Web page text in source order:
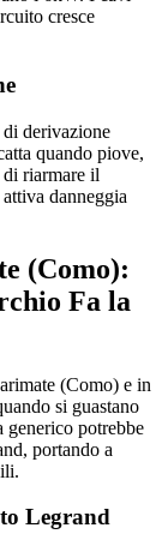
cresce
di derivazione
quando piove,
riarmare il
danneggia
(Como):
Fa la
(Como) e in
si guastano
potrebbe
portando a
Legrand